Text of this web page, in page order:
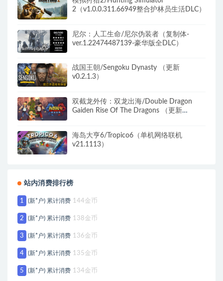
2（v1.0.0.311.66949整合护林员生活DLC）
尼尔：人工生命/尼尔伪装者（复制体-
ver.1.22474487139-豪华版全DLC）
战国王朝/Sengoku Dynasty （更新
v0.2.1.3）
双截龙外传：双龙出海/Double Dragon
Gaiden Rise Of The Dragons （更新
海岛大亨6/Tropico6（单机网络联机
v21.1113）
站内消费排行榜
1 (新*户) 累计消费 144金币
2 (新*户) 累计消费 138金币
3 (新*户) 累计消费 136金币
4 (新*户) 累计消费 135金币
5 (新*户) 累计消费 134金币